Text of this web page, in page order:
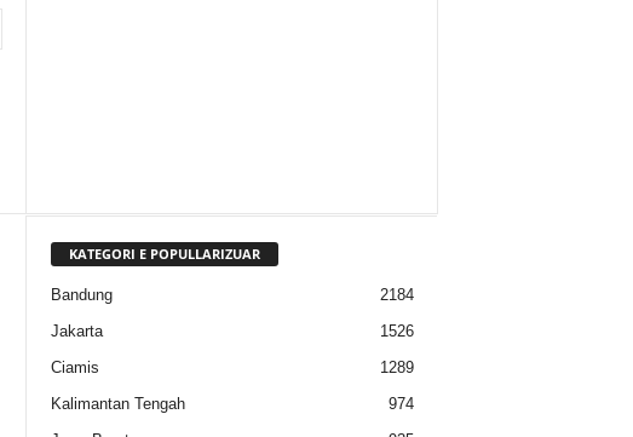
KATEGORI E POPULLARIZUAR
Bandung
2184
Jakarta
1526
Ciamis
1289
Kalimantan Tengah
974